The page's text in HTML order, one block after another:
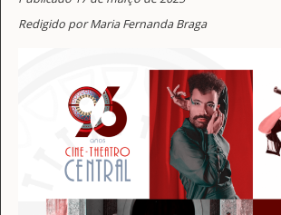
Redigido por Maria Fernanda Braga